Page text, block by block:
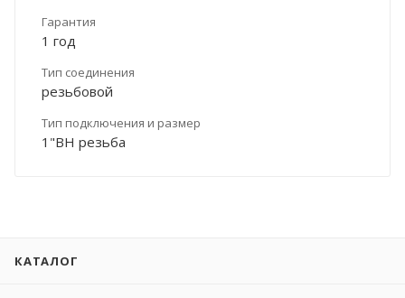
Гарантия
1 год
Тип соединения
резьбовой
Тип подключения и размер
1"ВН резьба
КАТАЛОГ